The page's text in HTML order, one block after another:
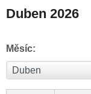
Duben 2026
Měsíc: